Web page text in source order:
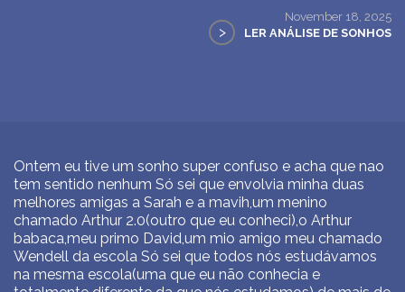
November 18, 2025
> LER ANÁLISE DE SONHOS
Ontem eu tive um sonho super confuso e acha que nao
tem sentido nenhum Só sei que envolvia minha duas
melhores amigas a Sarah e a mavih,um menino
chamado Arthur 2.0(outro que eu conheci),o Arthur
babaca,meu primo David,um mio amigo meu chamado
Wendell da escola Só sei que todos nós estudávamos
na mesma escola(uma que eu não conhecia e